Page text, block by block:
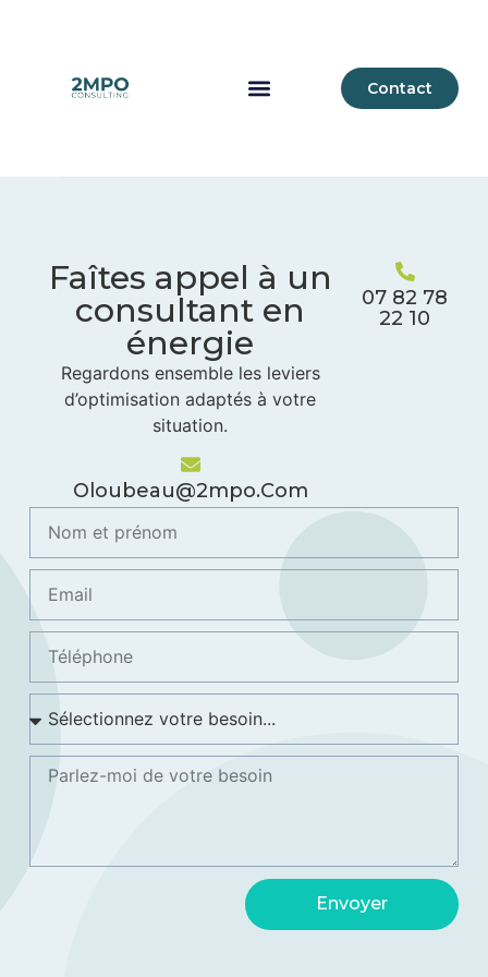
Contact
Faîtes appel à un
consultant en
énergie
Regardons ensemble les leviers
d’optimisation adaptés à votre
situation.
Oloubeau@2mpo.com
07 82 78
22 10
Envoyer